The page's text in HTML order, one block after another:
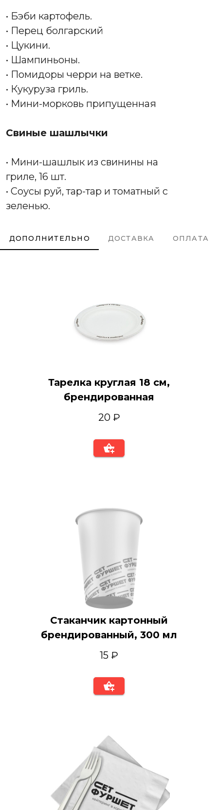
• Бэби картофель.
• Перец болгарский
• Цукини.
• Шампиньоны.
• Помидоры черри на ветке.
• Кукуруза гриль.
• Мини-морковь припущенная
Свиные шашлычки
• Мини-шашлык из свинины на
гриле, 16 шт.
• Соусы руй, тар-тар и томатный с
зеленью.
ДОПОЛНИТЕЛЬНО ДОСТАВКА ОПЛАТА
Тарелка круглая 18 см,
брендированная
20 ₽
Стаканчик картонный
брендированный, 300 мл
15 ₽